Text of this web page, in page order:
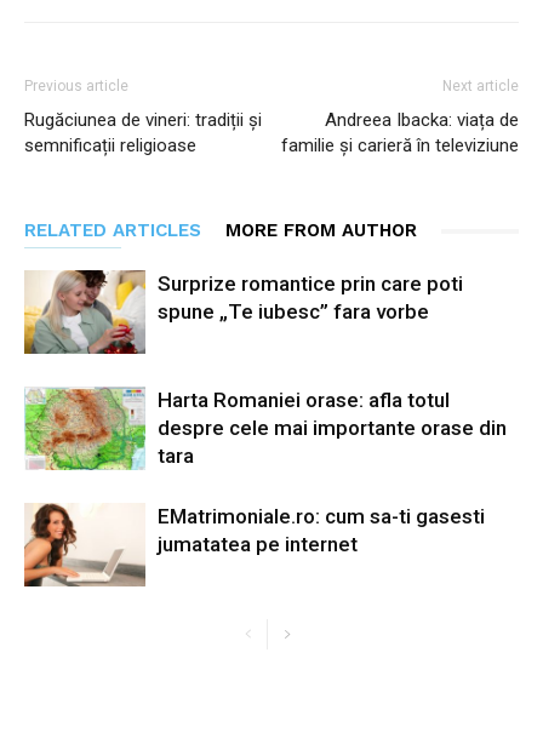
Previous article
Rugăciunea de vineri: tradiții și
semnificații religioase
Next article
Andreea Ibacka: viața de
familie și carieră în televiziune
RELATED ARTICLES MORE FROM AUTHOR
Surprize romantice prin care poti
spune „Te iubesc” fara vorbe
Harta Romaniei orase: afla totul
despre cele mai importante orase din
tara
EMatrimoniale.ro: cum sa-ti gasesti
jumatatea pe internet